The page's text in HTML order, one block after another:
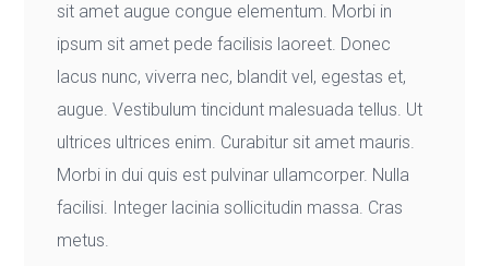
sit amet augue congue elementum. Morbi in
ipsum sit amet pede facilisis laoreet. Donec
lacus nunc, viverra nec, blandit vel, egestas et,
augue. Vestibulum tincidunt malesuada tellus. Ut
ultrices ultrices enim. Curabitur sit amet mauris.
Morbi in dui quis est pulvinar ullamcorper. Nulla
facilisi. Integer lacinia sollicitudin massa. Cras
metus.